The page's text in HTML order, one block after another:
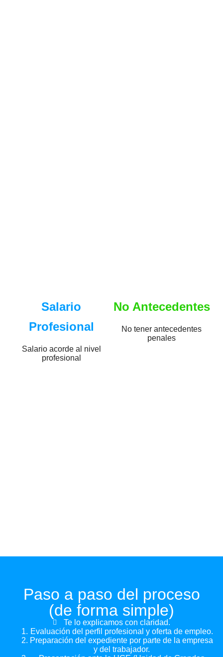
Salario
Profesional
Salario acorde al nivel
profesional
No Antecedentes
No tener antecedentes
penales
Paso a paso del proceso
(de forma simple)
Te lo explicamos con claridad.
Evaluación del perfil profesional y oferta de empleo.
Preparación del expediente por parte de la empresa
y del trabajador.